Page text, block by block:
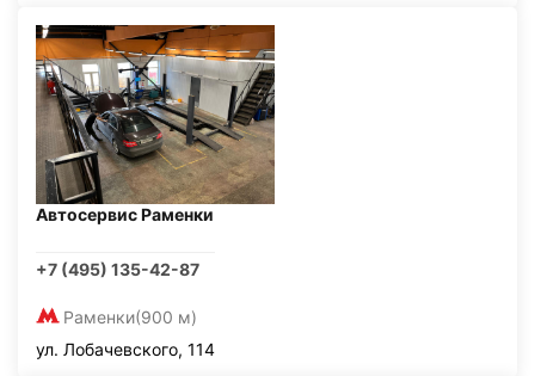
Автосервис Раменки
+7 (495) 135-42-87
Раменки(900 м)
ул. Лобачевского, 114